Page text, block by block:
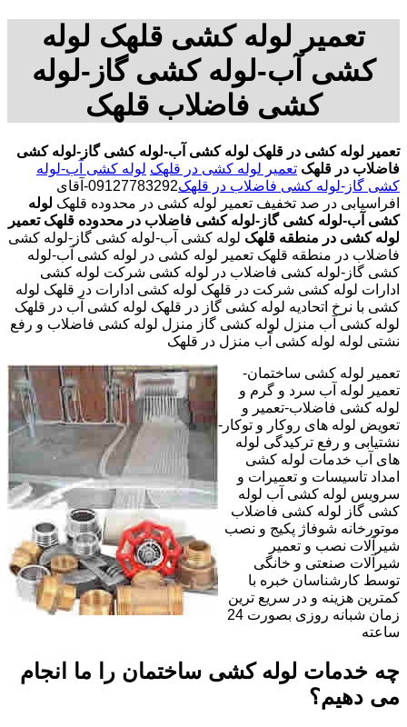
تعمیر لوله کشی قلهک لوله
کشی آب-لوله کشی گاز-لوله
کشی فاضلاب قلهک
تعمیر لوله کشی در قلهک لوله کشی آب-لوله کشی گاز-لوله کشی
فاضلاب در قلهک تعمیر لوله کشی در قلهک لوله کشی آب-لوله
کشی گاز-لوله کشی فاضلاب در قلهک
09127783292-آقای
افراسیابی در صد تخفیف تعمیر لوله کشی در محدوده قلهک لوله
کشی آب-لوله کشی گاز-لوله کشی فاضلاب در محدوده قلهک تعمیر
لوله کشی در منطقه قلهک لوله کشی آب-لوله کشی گاز-لوله کشی
فاضلاب در منطقه قلهک تعمیر لوله کشی در لوله کشی آب-لوله
کشی گاز-لوله کشی فاضلاب در لوله کشی شرکت لوله کشی
ادارات لوله کشی شرکت در قلهک لوله کشی ادارات در قلهک لوله
کشی با نرخ اتحادیه لوله کشی گاز در قلهک لوله کشی آب در قلهک
لوله کشی آب منزل لوله کشی گاز منزل لوله کشی فاضلاب و رفع
نشتی لوله لوله کشی آب منزل در قلهک
تعمیر لوله کشی ساختمان-
تعمیر لوله آب سرد و گرم و
لوله کشی فاضلاب-تعمیر و
تعویض لوله های روکار و توکار-
نشتیابی و رفع ترکیدگی لوله
های آب خدمات لوله کشی
امداد تاسیسات و تعمیرات و
سرویس لوله کشی آب لوله
کشی گاز لوله کشی فاضلاب
موتورخانه شوفاژ پکیج و نصب
شیرآلات نصب و تعمیر
شیرآلات صنعتی و خانگی
توسط کارشناسان خبره با
کمترین هزینه و در سریع ترین
زمان شبانه روزی بصورت 24
ساعته
چه خدمات لوله کشی ساختمان را ما انجام
می دهیم؟